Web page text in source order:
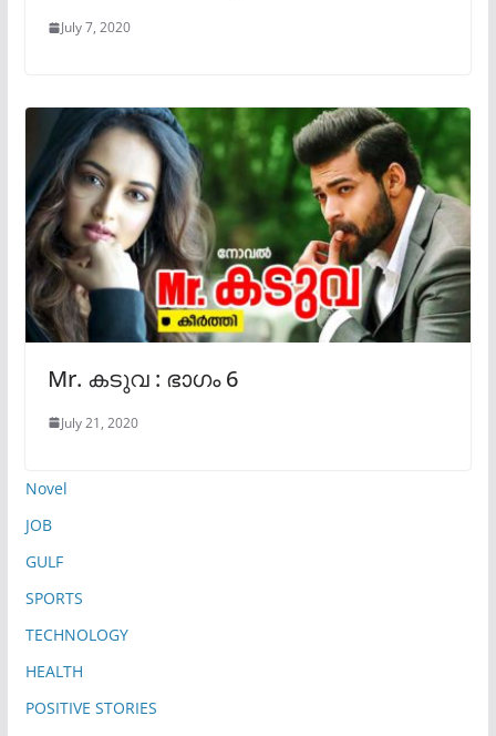
July 7, 2020
Mr. കടുവ : ഭാഗം 6
July 21, 2020
Novel
JOB
GULF
SPORTS
TECHNOLOGY
HEALTH
POSITIVE STORIES